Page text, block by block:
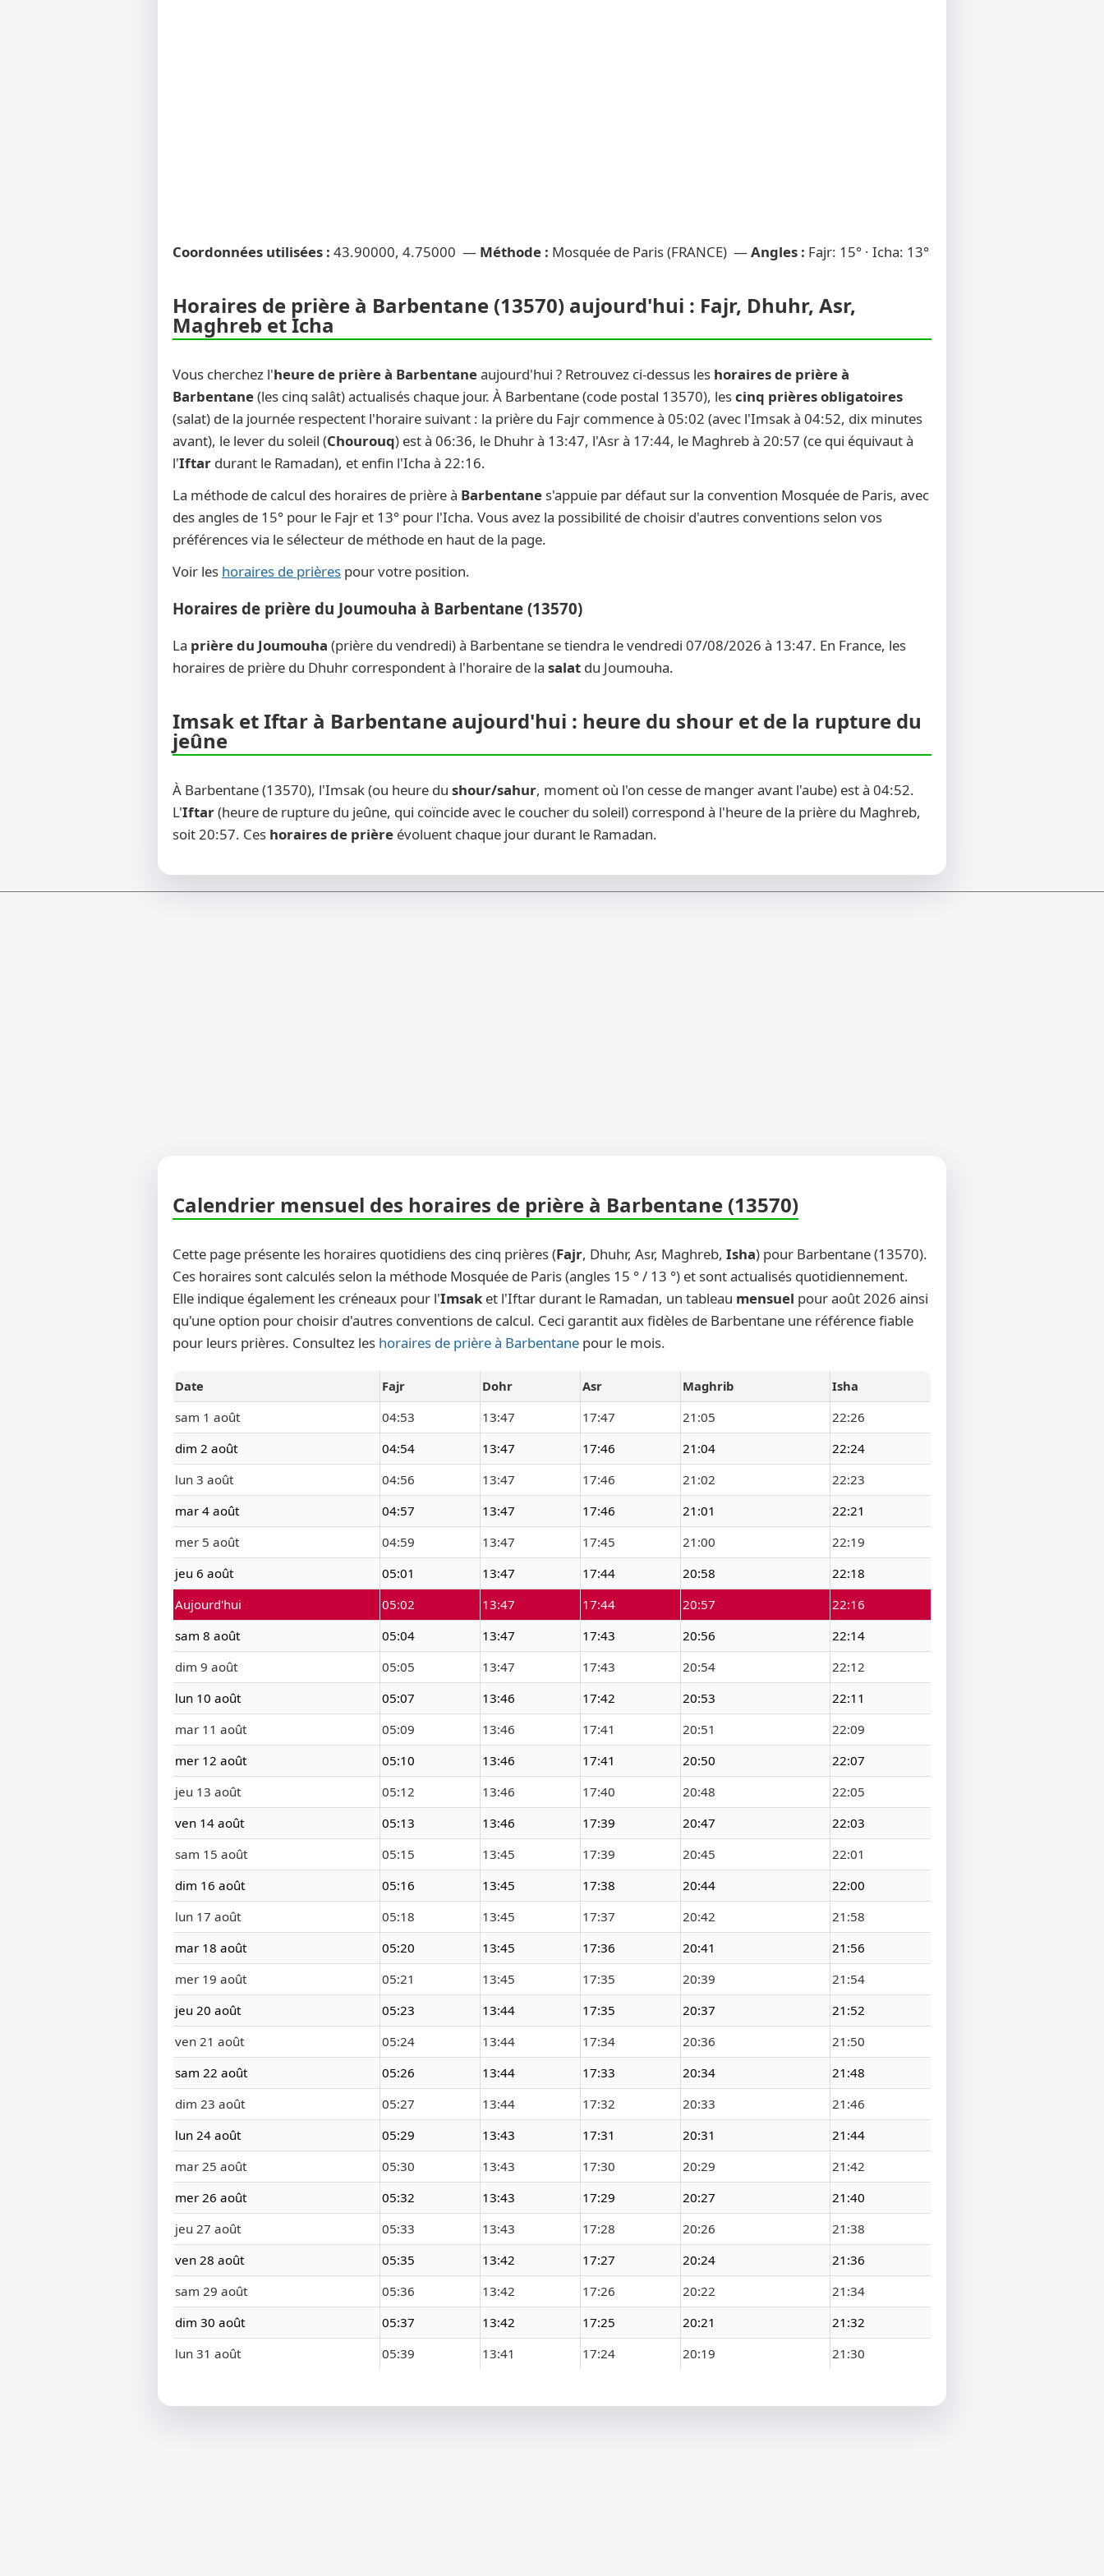
Coordonnées utilisées : 43.90000, 4.75000 — Méthode : Mosquée de Paris (FRANCE) — Angles : Fajr: 15° · Icha: 13°
Horaires de prière à Barbentane (13570) aujourd'hui : Fajr, Dhuhr, Asr,
Maghreb et Icha
Vous cherchez l'heure de prière à Barbentaneaujourd'hui ? Retrouvez ci-dessus les horaires de prière à
Barbentane(les cinq salât) actualisés chaque jour. À Barbentane (code postal 13570), lescinq prières obligatoires
(salat) de la journée respectent l'horaire suivant : la prière du Fajr commence à 05:02 (avec l'Imsak à 04:52, dix minutes
avant), le lever du soleil (Chourouq) est à 06:36, le Dhuhr à 13:47, l'Asr à 17:44, le Maghreb à 20:57 (ce qui équivaut à
l'Iftar durant le Ramadan), et enfin l'Icha à 22:16.
La méthode de calcul des horaires de prière à Barbentane s'appuie par défaut sur la convention Mosquée de Paris, avec
des angles de 15° pour le Fajr et 13° pour l'Icha. Vous avez la possibilité de choisir d'autres conventions selon vos
préférences via le sélecteur de méthode en haut de la page.
Voir les horaires de prières pour votre position.
Horaires de prière du Joumouha à Barbentane (13570)
La prière du Joumouha (prière du vendredi) à Barbentane se tiendra le vendredi 07/08/2026 à 13:47. En France, les
horaires de prière du Dhuhr correspondent à l'horaire de la salat du Joumouha.
Imsak et Iftar à Barbentane aujourd'hui : heure du shour et de la rupture du
jeûne
À Barbentane (13570), l'Imsak (ou heure du shour/sahur, moment où l'on cesse de manger avant l'aube) est à 04:52.
L'Iftar(heure de rupture du jeûne, qui coïncide avec le coucher du soleil) correspond à l'heure de la prière du Maghreb,
soit 20:57. Ces horaires de prière évoluent chaque jour durant le Ramadan.
Calendrier mensuel des horaires de prière à Barbentane (13570)
Cette page présente les horaires quotidiens des cinq prières (Fajr, Dhuhr, Asr, Maghreb, Isha) pour Barbentane (13570).
Ces horaires sont calculés selon la méthode Mosquée de Paris (angles 15 ° / 13 °) et sont actualisés quotidiennement.
Elle indique également les créneaux pour l'Imsak et l'Iftar durant le Ramadan, un tableau mensuel pour août 2026 ainsi
qu'une option pour choisir d'autres conventions de calcul. Ceci garantit aux fidèles de Barbentane une référence fiable
pour leurs prières. Consultez les horaires de prière à Barbentane pour le mois.
Date Fajr Dohr Asr Maghrib
Isha
sam 1 août
04:53 13:47 17:47 21:05
22:26
dim 2 août
04:54 13:47 17:46 21:04
22:24
lun 3 août
04:56 13:47 17:46 21:02
22:23
mar 4 août
04:57 13:47 17:46 21:01
22:21
mer 5 août
04:59 13:47 17:45 21:00
22:19
jeu 6 août
05:01 13:47 17:44 20:58
22:18
Aujourd'hui
05:02 13:47 17:44 20:57
22:16
sam 8 août
05:04 13:47 17:43 20:56
22:14
dim 9 août
05:05 13:47 17:43 20:54
22:12
lun 10 août
05:07 13:46 17:42 20:53
22:11
mar 11 août
05:09 13:46 17:41 20:51
22:09
mer 12 août
05:10 13:46 17:41 20:50
22:07
jeu 13 août
05:12 13:46 17:40 20:48
22:05
ven 14 août
05:13 13:46 17:39 20:47
22:03
sam 15 août
05:15 13:45 17:39 20:45
22:01
dim 16 août
05:16 13:45 17:38 20:44
22:00
lun 17 août
05:18 13:45 17:37 20:42
21:58
mar 18 août
05:20 13:45 17:36 20:41
21:56
mer 19 août
05:21 13:45 17:35 20:39
21:54
jeu 20 août
05:23 13:44 17:35 20:37
21:52
ven 21 août
05:24 13:44 17:34 20:36
21:50
sam 22 août
05:26 13:44 17:33 20:34
21:48
dim 23 août
05:27 13:44 17:32 20:33
21:46
lun 24 août
05:29 13:43 17:31 20:31
21:44
mar 25 août
05:30 13:43 17:30 20:29
21:42
mer 26 août
05:32 13:43 17:29 20:27
21:40
jeu 27 août
05:33 13:43 17:28 20:26
21:38
ven 28 août
05:35 13:42 17:27 20:24
21:36
sam 29 août
05:36 13:42 17:26 20:22
21:34
dim 30 août
05:37 13:42 17:25 20:21
21:32
lun 31 août
05:39 13:41 17:24 20:19 21:30